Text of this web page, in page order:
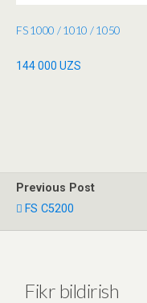
FS 1000 / 1010 / 1050
144 000 UZS
Previous Post
FS C5200
Fikr bildirish